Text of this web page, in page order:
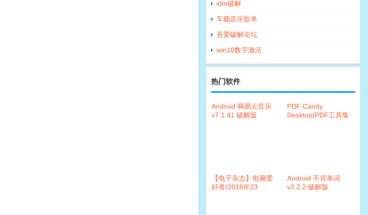
idm破解
车载音乐歌单
吾爱破解论坛
win10数字激活
热门软件
Android 网易云音乐
v7.1.41 破解版
PDF Candy
Desktop(PDF工具集
【电子杂志】电脑爱
好者(2018年23
Android 不背单词
v3.2.2 破解版